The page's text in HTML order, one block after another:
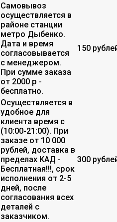
Самовывоз
осуществляется в
районе станции
метро Дыбенко.
Дата и время
согласовывается
с менеджером.
При сумме заказа
от 2000 р -
бесплатно.
150
Осуществляется в
удобное для
клиента время с
(10:00-21:00). При
заказе от 10 000
рублей, доставка в
пределах КАД -
Бесплатная!!!, срок
исполнения от 2-5
дней, после
согласования всех
деталей с
заказчиком.
300